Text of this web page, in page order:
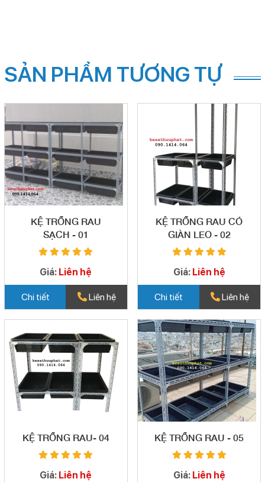
SẢN PHẨM TƯƠNG TỰ
KỆ TRỒNG RAU
SẠCH - 01
Giá: Liên hệ
Chi tiết Liên hệ
KỆ TRỒNG RAU CÓ
GIÀN LEO - 02
Giá: Liên hệ
Chi tiết Liên hệ
KỆ TRỒNG RAU- 04
Giá: Liên hệ
KỆ TRỒNG RAU - 05
Giá: Liên hệ